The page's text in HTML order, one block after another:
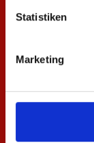
Statistiken
Marketing
Mainz 05
kann